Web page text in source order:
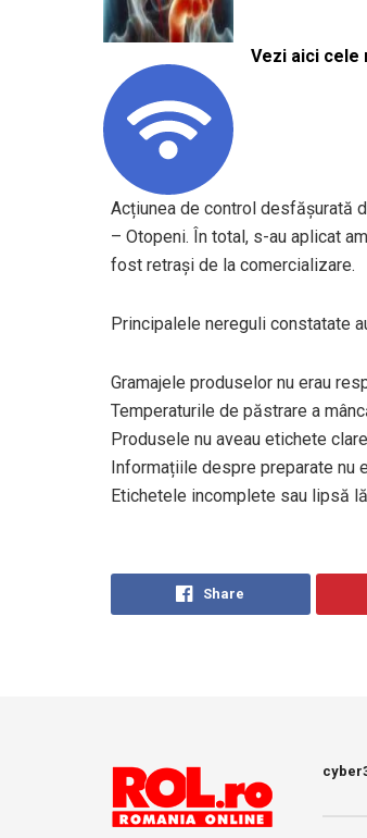
Vezi aici cele
Acțiunea de control desfășurată
– Otopeni. În total, s-au aplicat
fost retrași de la comercializare.
Principalele nereguli constatate
Gramajele produselor nu erau
Temperaturile de păstrare a
Produsele nu aveau etichete
Informațiile despre preparate nu
Etichetele incomplete sau lipsă
Share